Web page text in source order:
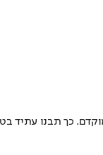
כך תבנו עתיד